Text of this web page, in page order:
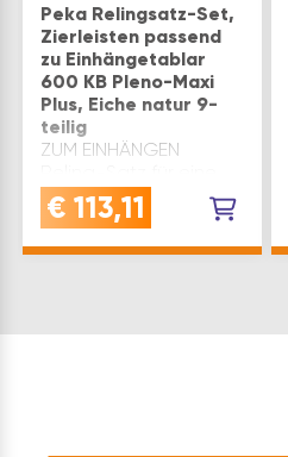
Peka Relingsatz-Set,
Zierleisten passend
zu Einhängetablar
600 KB Pleno-Maxi
Plus, Eiche natur 9-
teilig
ZUM EINHÄNGEN
schnelle und einfache
MontageKOMPATIBEL:
€ 113,11